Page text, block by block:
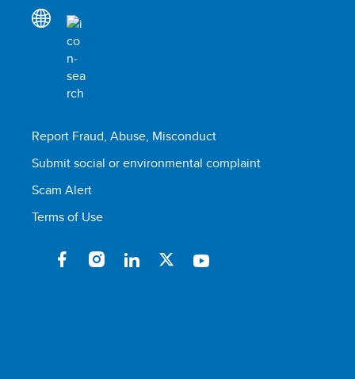
Report Fraud, Abuse, Misconduct
Submit social or environmental complaint
Scam Alert
Terms of Use